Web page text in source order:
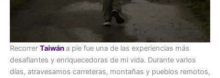
Recorrer Taiwána pie fue una de las experiencias más
desafiantes y enriquecedoras de mi vida. Durante varios
días, atravesamos carreteras, montañas y pueblos remotos,